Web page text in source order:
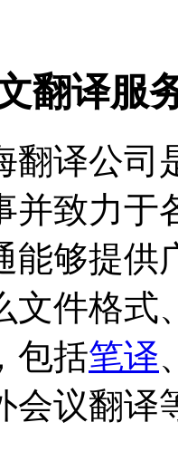
翻译服
翻译公司
并致力于
能够提供
文件格式
包括笔译、
会议翻译